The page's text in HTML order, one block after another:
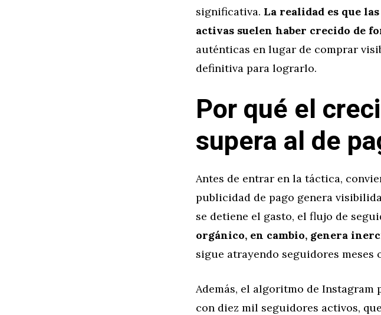
significativa. La realidad es que
activas suelen haber crecido de
auténticas en lugar de comprar
definitiva para lograrlo.
Por qué el
supera al de
Antes de entrar en la táctica,
publicidad de pago genera
se detiene el gasto, el flujo de
orgánico, en cambio, genera
sigue atrayendo seguidores meses
Además, el algoritmo de
con diez mil seguidores activos,